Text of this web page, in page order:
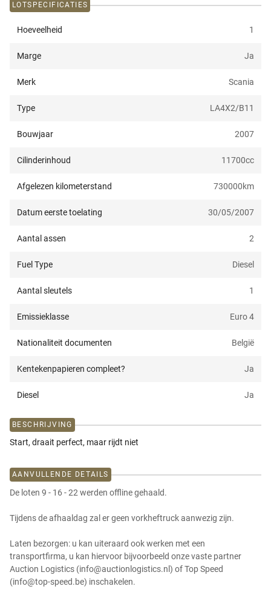
LOTSPECIFICATIES
Hoeveelheid 1
Marge Ja
Merk Scania
Type LA4X2/B11
Bouwjaar 2007
Cilinderinhoud 11700cc
Afgelezen kilometerstand 730000km
Datum eerste toelating 30/05/2007
Aantal assen 2
Fuel Type Diesel
Aantal sleutels 1
Emissieklasse Euro 4
Nationaliteit documenten België
Kentekenpapieren compleet? Ja
Diesel Ja
BESCHRIJVING
Start, draait perfect, maar rijdt niet
AANVULLENDE DETAILS
De loten 9 - 16 - 22 werden offline gehaald.
Tijdens de afhaaldag zal er geen vorkheftruck aanwezig zijn.
Laten bezorgen: u kan uiteraard ook werken met een
transportfirma, u kan hiervoor bijvoorbeeld onze vaste partner
Auction Logistics (info@auctionlogistics.nl) of Top Speed
(info@top-speed.be) inschakelen.